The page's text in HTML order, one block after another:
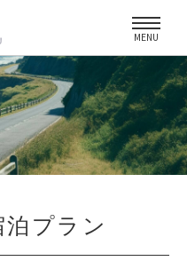
MENU
プラン